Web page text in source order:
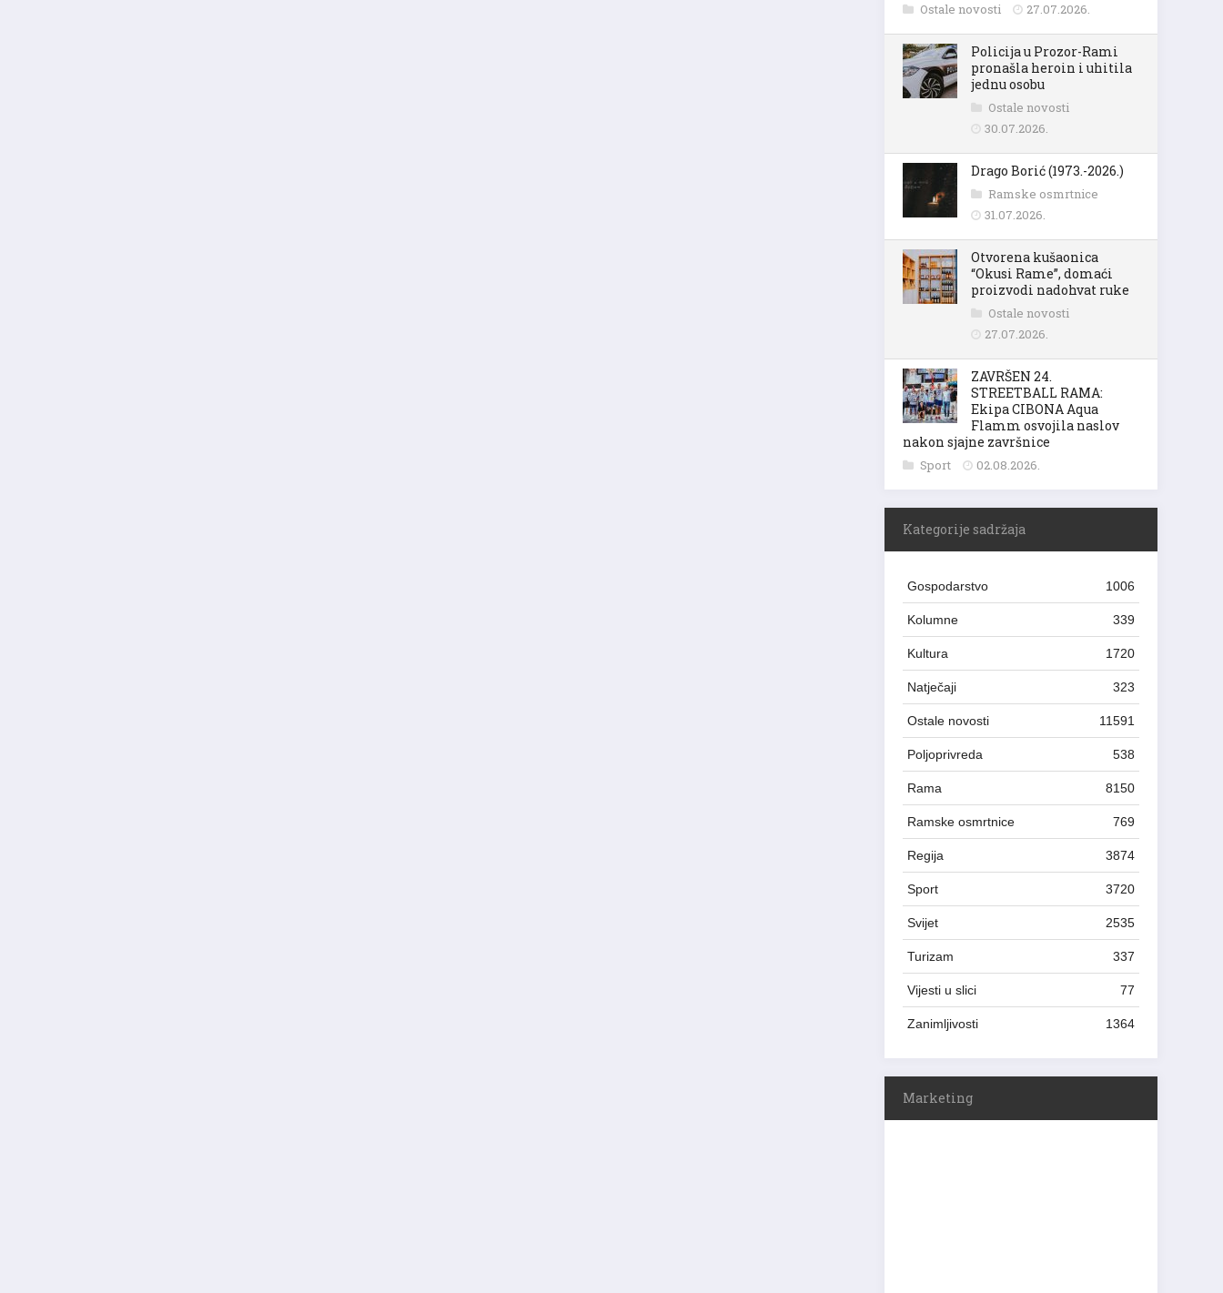
Ostale novosti 27.07.2026.
Policija u Prozor-Rami
pronašla heroin i uhitila
jednu osobu
Ostale novosti
30.07.2026.
Drago Borić (1973.-2026.)
Ramske osmrtnice
31.07.2026.
Otvorena kušaonica
“Okusi Rame”, domaći
proizvodi nadohvat ruke
Ostale novosti
27.07.2026.
ZAVRŠEN 24.
STREETBALL RAMA:
Ekipa CIBONA Aqua
Flamm osvojila naslov
nakon sjajne završnice
Sport 02.08.2026.
Kategorije sadržaja
Gospodarstvo 1006
Kolumne 339
Kultura 1720
Natječaji 323
Ostale novosti 11591
Poljoprivreda 538
Rama 8150
Ramske osmrtnice 769
Regija 3874
Sport 3720
Svijet 2535
Turizam 337
Vijesti u slici 77
Zanimljivosti 1364
Marketing